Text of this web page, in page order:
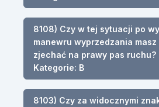
8108) Czy w tej sytuacji po
manewru wyprzedzania
zjechać na prawy pas ruchu?
Kategorie: B
8103) Czy za widocznymi